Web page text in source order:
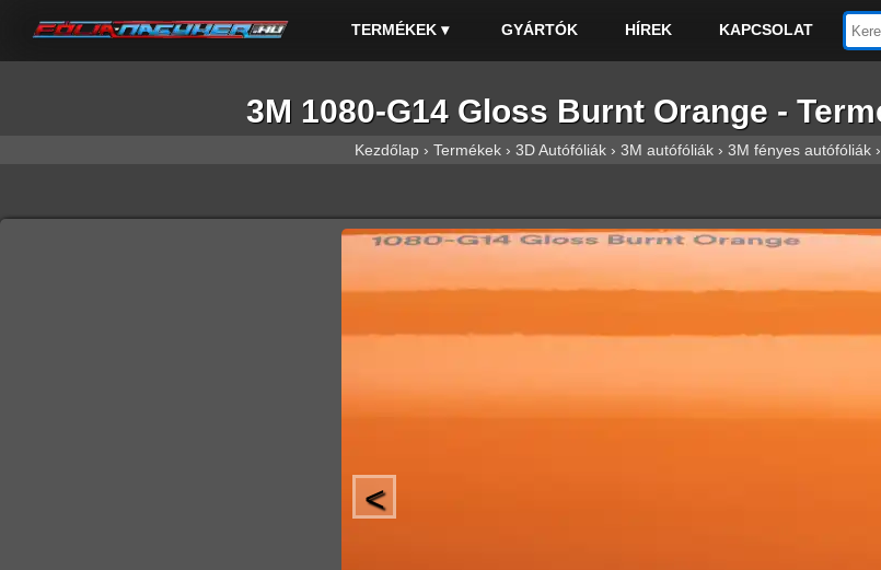
TERMÉKEK ▾ GYÁRTÓK HÍREK KAPCSOLAT
3M 1080-G14 Gloss Burnt Orange -
Kezdőlap › Termékek › 3D Autófóliák › 3M autófóliák › 3M fényes autófóliák ›
<